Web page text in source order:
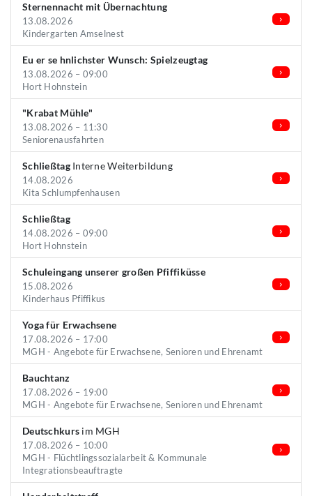
Sternennacht mit Übernachtung
13.08.2026
Kindergarten Amselnest
Eu er se hnlichster Wunsch: Spielzeugtag
13.08.2026 – 09:00
Hort Hohnstein
"Krabat Mühle"
13.08.2026 – 11:30
Seniorenausfahrten
SchließtagInterne Weiterbildung
14.08.2026
Kita Schlumpfenhausen
Schließtag
14.08.2026 – 09:00
Hort Hohnstein
Schuleingang unserer großen Pfiffiküsse
15.08.2026
Kinderhaus Pfiffikus
Yoga für Erwachsene
17.08.2026 – 17:00
MGH - Angebote für Erwachsene, Senioren und Ehrenamt
Bauchtanz
17.08.2026 – 19:00
MGH - Angebote für Erwachsene, Senioren und Ehrenamt
Deutschkurs im MGH
17.08.2026 – 10:00
MGH - Flüchtlingssozialarbeit & Kommunale
Integrationsbeauftragte